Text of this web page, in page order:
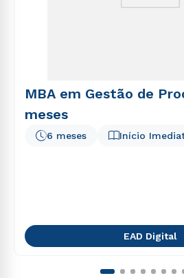
MBA em Gestão de
meses
Início
6 meses
EAD Digital